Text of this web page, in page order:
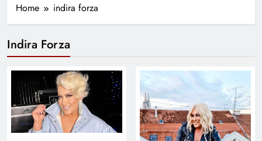
Home indira forza
Indira Forza